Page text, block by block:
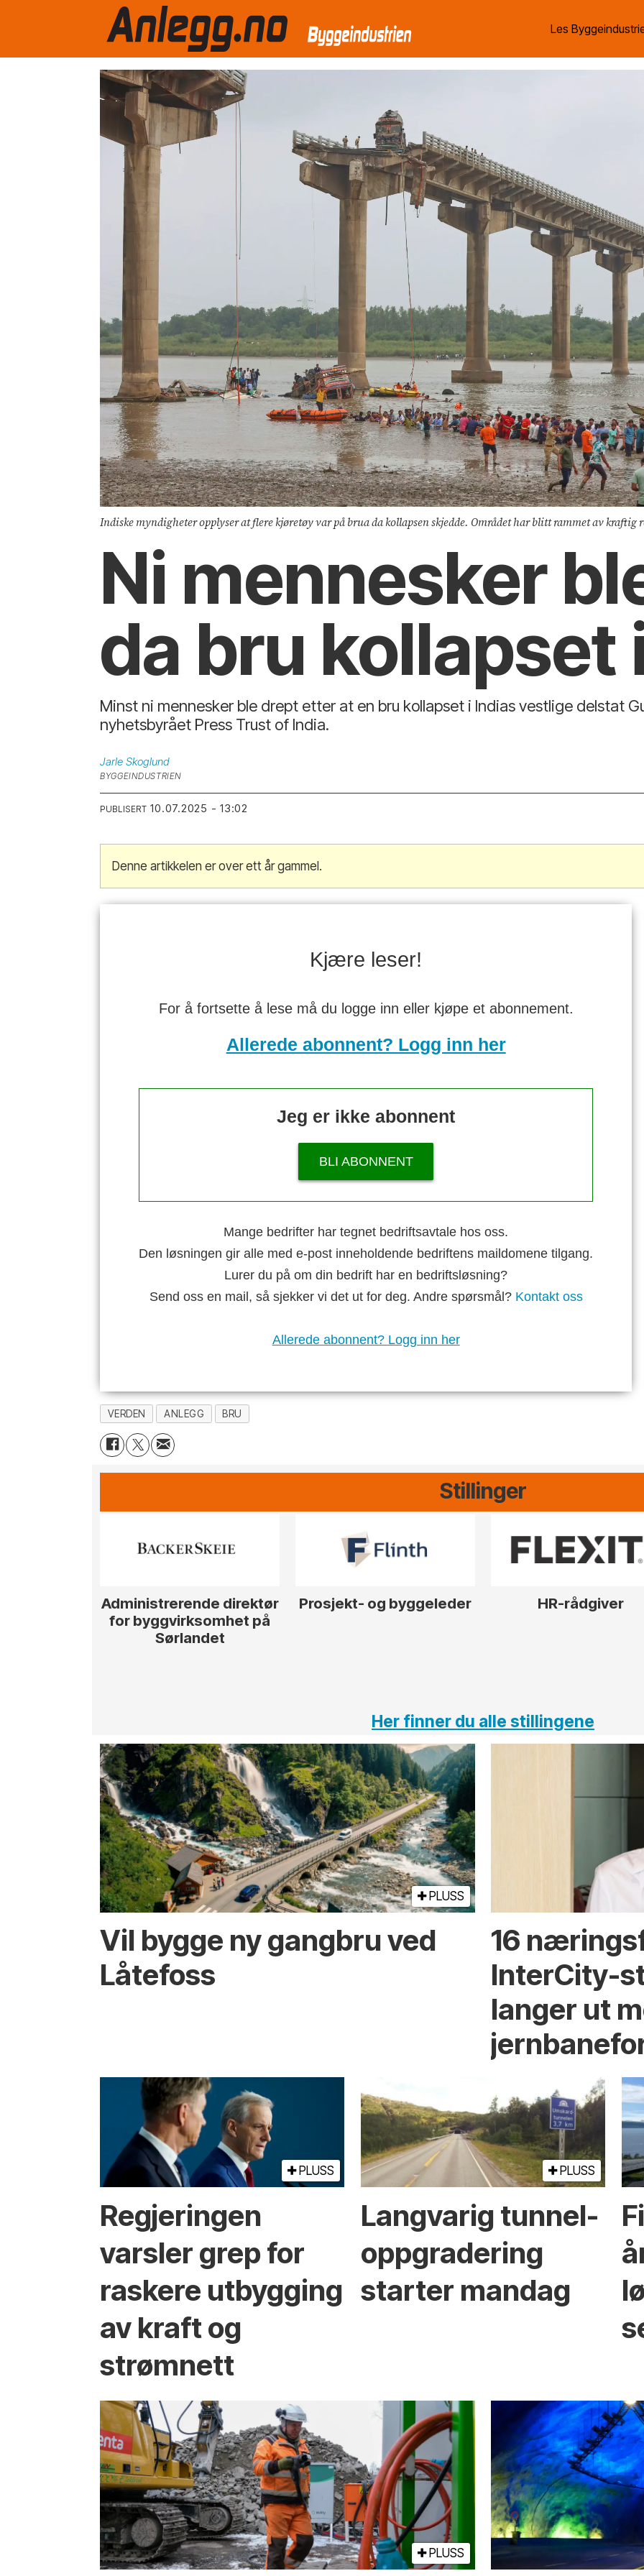
Les
Indiske myndigheter opplyser at flere kjøretøy var på brua da kollapsen skjedde. Området har blitt rammet av kraftig
Ni mennesker
da bru kollapset
Minst ni mennesker ble drept etter at en bru kollapset i Indias vestlige delstat
nyhetsbyrået Press Trust of India.
Jarle Skoglund
BYGGEINDUSTRIEN
PUBLISERT 10.07.2025 - 13:02
Denne artikkelen er over ett år gammel.
Kjære leser!
For å fortsette å lese må du logge inn eller kjøpe et abonnement.
Allerede abonnent? Logg inn her
Jeg er ikke abonnent
BLI ABONNENT
Mange bedrifter har tegnet bedriftsavtale hos oss.
Den løsningen gir alle med e-post inneholdende bedriftens maildomene tilgang.
Lurer du på om din bedrift har en bedriftsløsning?
Send oss en mail, så sjekker vi det ut for deg. Andre spørsmål? Kontakt oss
Allerede abonnent? Logg inn her
VERDEN ANLEGG BRU
Stillinger
Administrerende direktør
for byggvirksomhet på
Sørlandet
Prosjekt- og byggeleder HR-rådgiver
Her finner du alle stillingene
PLUSS
Vil bygge ny gangbru ved
Låtefoss
16
InterCity-
langer ut
PLUSS
Regjeringen
varsler grep for
raskere utbygging
av kraft og
strømnett
PLUSS
Langvarig tunnel­
oppgradering
starter mandag
PLUSS